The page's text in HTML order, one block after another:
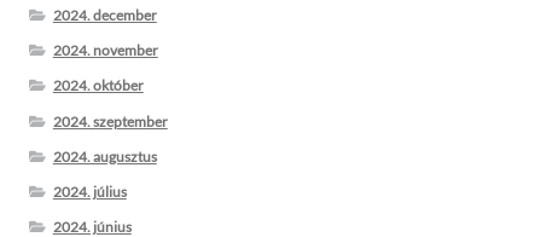
2024. december
2024. november
2024. október
2024. szeptember
2024. augusztus
2024. július
2024. június